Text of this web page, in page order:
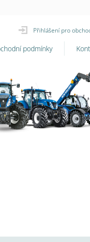
Přihlášení pro
podmínky